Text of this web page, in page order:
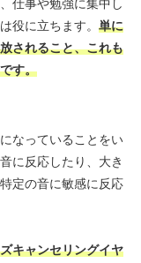
仕事や勉強に集中し
役に立ちます。 単に
されること、これも
す。
なっていることをい
に反応したり、大き
定の音に敏感に反応
キャンセリングイヤ